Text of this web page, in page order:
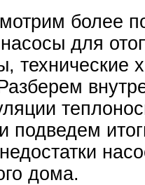
более
для
технические
подведем
дома.